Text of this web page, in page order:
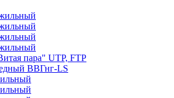
пара" UTP, FTP
ВВГнг-LS